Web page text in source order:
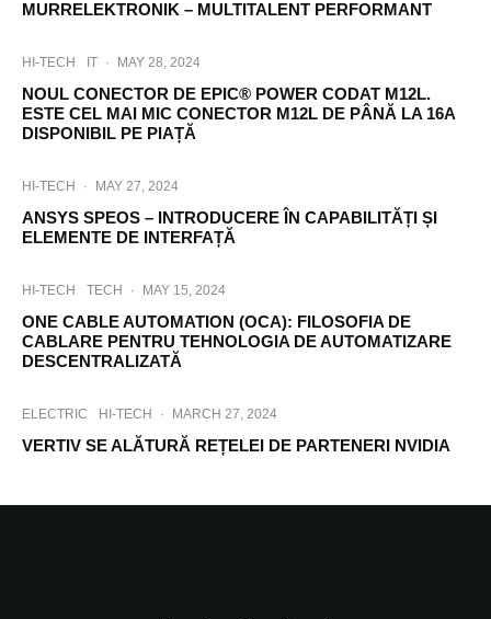
MURRELEKTRONIK – MULTITALENT PERFORMANT
HI-TECH IT · MAY 28, 2024
NOUL CONECTOR DE EPIC® POWER CODAT M12L.
ESTE CEL MAI MIC CONECTOR M12L DE PÂNĂ LA 16A
DISPONIBIL PE PIAȚĂ
HI-TECH · MAY 27, 2024
ANSYS SPEOS – INTRODUCERE ÎN CAPABILITĂȚI ȘI
ELEMENTE DE INTERFAȚĂ
HI-TECH TECH · MAY 15, 2024
ONE CABLE AUTOMATION (OCA): FILOSOFIA DE
CABLARE PENTRU TEHNOLOGIA DE AUTOMATIZARE
DESCENTRALIZATĂ
ELECTRIC HI-TECH · MARCH 27, 2024
VERTIV SE ALĂTURĂ REȚELEI DE PARTENERI NVIDIA